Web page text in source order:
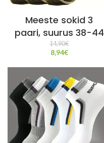
Meeste sokid 3
paari, suurus 38-44
14,90€
8,94€